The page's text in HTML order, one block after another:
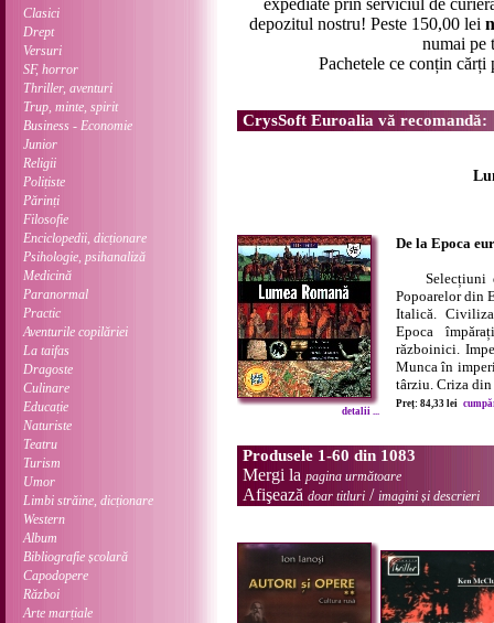
Clasici
Drept
Versuri
SF, horror
Thriller, aventuri
Trup, minte, spirit
Business - Economie
Junior
Religii
Polițiste
Părinți
Filosofie
Enciclopedii, dicționare
Psihologie, psihanaliză
Medicină
Paranormal
Practic
Aventurile copilăriei
La taifas
Dragoste
Culinare
Educație
Naturiste
Teatru
Turism
Umor
Limbi străine, dicționare
Western
Album
Bibliografie școlară
Capodopere
Război
Arte marțiale
expediate prin serviciul de
depozitul nostru! Peste 150,00 lei
numai pe
Pachetele ce conțin cărți
CrysSoft Euroalia vă recomandă:
detalii ...
De la Epoca
Selecțiuni
Popoarelor din
Italică.
Epoca
războinici.
Munca în
târziu. Criza din
Preț: 84,33 lei
Produsele 1-60 din 1083
Mergi la pagina următoare
Afişează doar titluri / imagini și descrieri